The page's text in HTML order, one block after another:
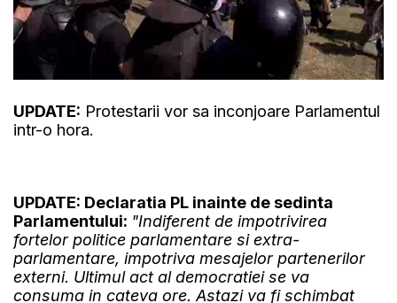
UPDATE: Protestarii vor sa inconjoare Parlamentul
intr-o hora.
UPDATE: Declaratia PL inainte de sedinta
Parlamentului: "Indiferent de impotrivirea
fortelor politice parlamentare si extra-
parlamentare, impotriva mesajelor partenerilor
externi. Ultimul act al democratiei se va
consuma in cateva ore. Astazi va fi schimbat